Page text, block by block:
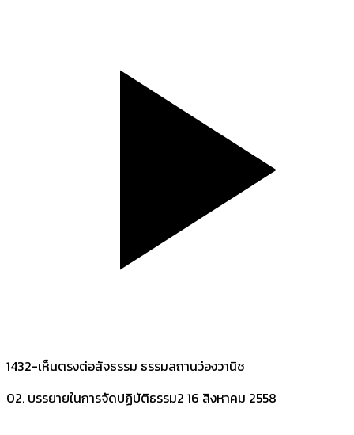
1432-เห็นตรงต่อสัจธรรม ธรรมสถานว่องวานิช
02. บรรยายในการจัดปฏิบัติธรรม2 16 สิงหาคม 2558